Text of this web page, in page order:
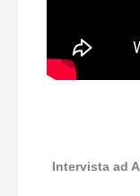
Intervista ad